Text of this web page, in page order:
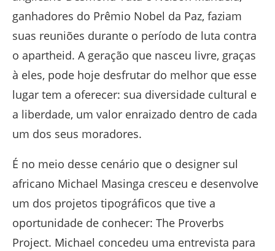
ganhadores do Prêmio Nobel da Paz, faziam
suas reuniões durante o período de luta contra
o apartheid. A geração que nasceu livre, graças
à eles, pode hoje desfrutar do melhor que esse
lugar tem a oferecer: sua diversidade cultural e
a liberdade, um valor enraizado dentro de cada
um dos seus moradores.
É no meio desse cenário que o designer sul
africano Michael Masinga cresceu e desenvolve
um dos projetos tipográficos que tive a
oportunidade de conhecer: The Proverbs
Project. Michael concedeu uma entrevista para